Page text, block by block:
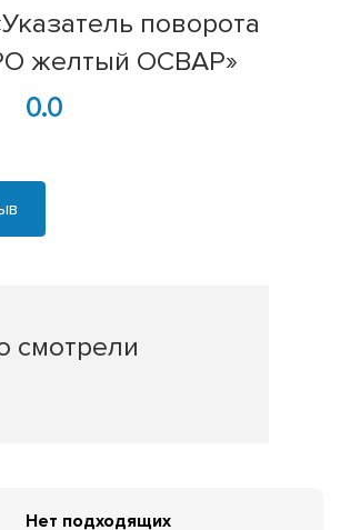
поворота
желтый ОСВАР»
0.0
смотрели
Нет подходящих